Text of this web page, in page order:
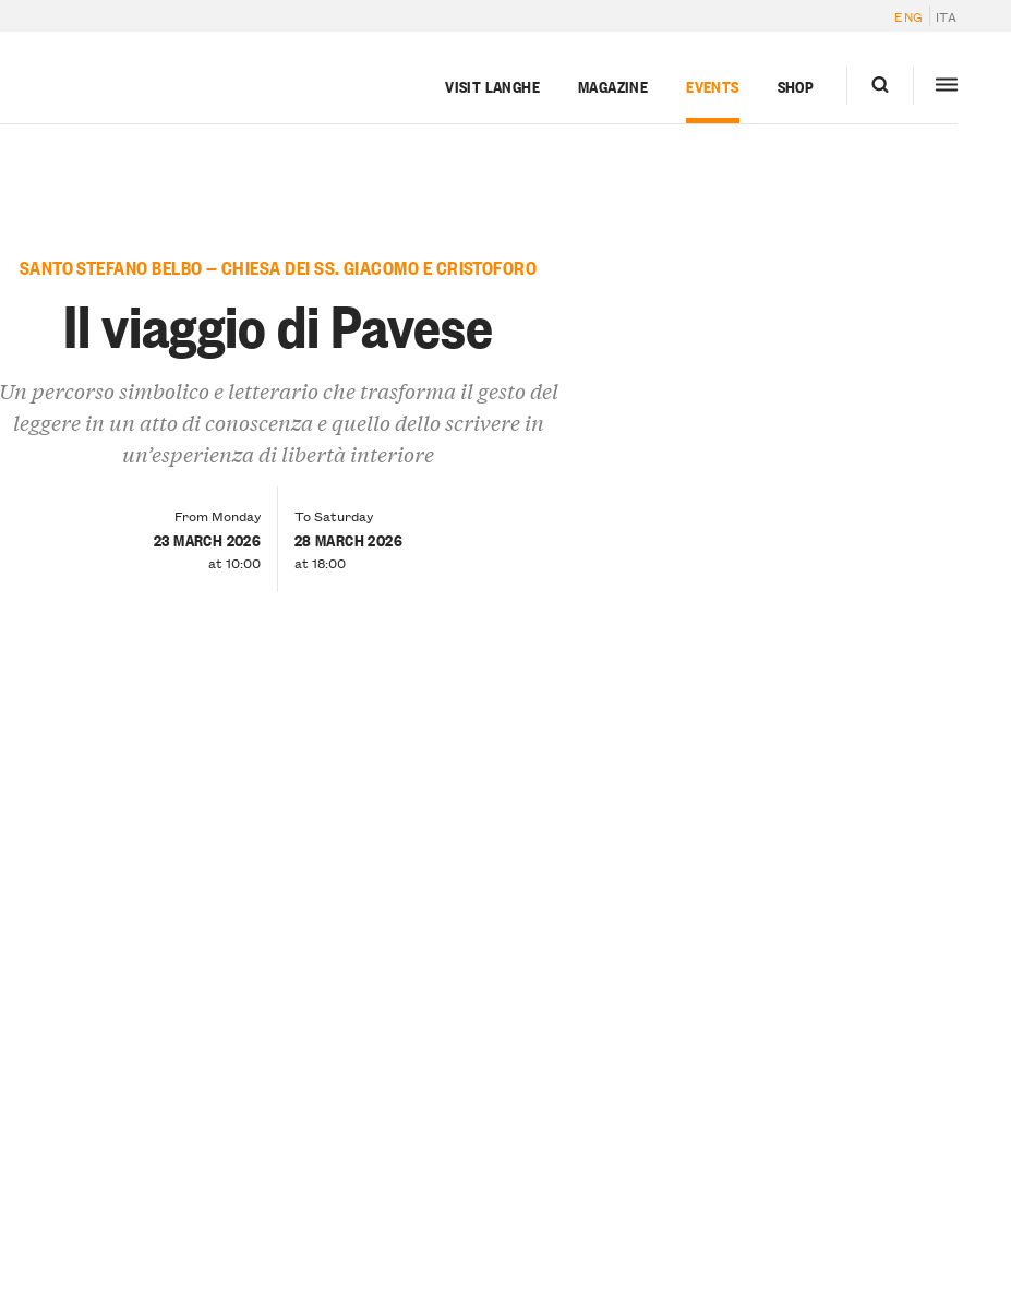
ENG ITA
VISIT LANGHE MAGAZINE EVENTS SHOP
SANTO STEFANO BELBO — CHIESA DEI SS. GIACOMO E CRISTOFORO
Il viaggio di Pavese
Un percorso simbolico e letterario che trasforma il gesto del
leggere in un atto di conoscenza e quello dello scrivere in
un’esperienza di libertà interiore
From Monday
23 MARCH 2026
at 10:00
To Saturday
28 MARCH 2026
at 18:00